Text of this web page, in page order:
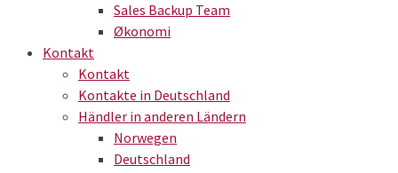
Sales Backup Team
Økonomi
Kontakt
Kontakt
Kontakte in Deutschland
Händler in anderen Ländern
Norwegen
Deutschland